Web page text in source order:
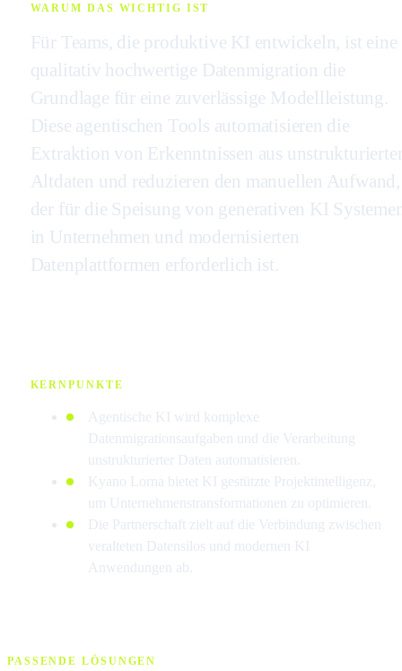
WARUM DAS WICHTIG IST
Für Teams, die produktive KI entwickeln, ist eine
qualitativ hochwertige Datenmigration die
Grundlage für eine zuverlässige Modellleistung.
Diese agentischen Tools automatisieren die
Extraktion von Erkenntnissen aus
Altdaten und reduzieren den manuellen Aufwand,
der für die Speisung von generativen KI
in Unternehmen und modernisierten
Datenplattformen erforderlich ist.
KERNPUNKTE
Agentische KI wird komplexe
Datenmigrationsaufgaben und die Verarbeitung
unstrukturierter Daten automatisieren.
Kyano Lorna bietet KI gestützte Projektintelligenz,
um Unternehmenstransformationen zu optimieren.
Die Partnerschaft zielt auf die Verbindung zwischen
veralteten Datensilos und modernen KI
Anwendungen ab.
PASSENDE LÖSUNGEN